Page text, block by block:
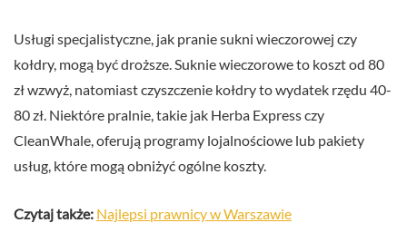
Usługi specjalistyczne, jak pranie sukni wieczorowej czy
kołdry, mogą być droższe. Suknie wieczorowe to koszt od 80
zł wzwyż, natomiast czyszczenie kołdry to wydatek rzędu 40-
80 zł. Niektóre pralnie, takie jak Herba Express czy
CleanWhale, oferują programy lojalnościowe lub pakiety
usług, które mogą obniżyć ogólne koszty.
Czytaj także: Najlepsi prawnicy w Warszawie